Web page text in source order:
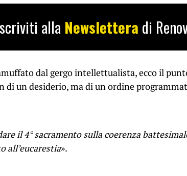
alla Newslettera di
dal gergo intellettualista, ecco il
di un desiderio, ma di un ordine
il 4° sacramento sulla coerenza
all’eucarestia».